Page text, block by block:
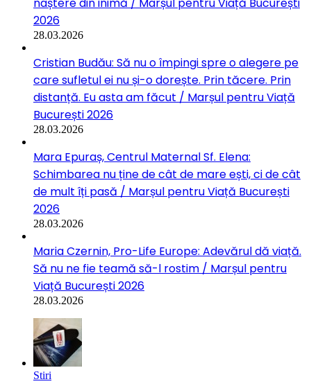
naștere din inimă / Marșul pentru Viață București
2026
28.03.2026
Cristian Budău: Să nu o împingi spre o alegere pe
care sufletul ei nu și-o dorește. Prin tăcere. Prin
distanță. Eu asta am făcut / Marșul pentru Viață
București 2026
28.03.2026
Mara Epuraș, Centrul Maternal Sf. Elena:
Schimbarea nu ține de cât de mare ești, ci de cât
de mult îți pasă / Marșul pentru Viață București
2026
28.03.2026
Maria Czernin, Pro-Life Europe: Adevărul dă viață.
Să nu ne fie teamă să-l rostim / Marșul pentru
Viață București 2026
28.03.2026
Stiri